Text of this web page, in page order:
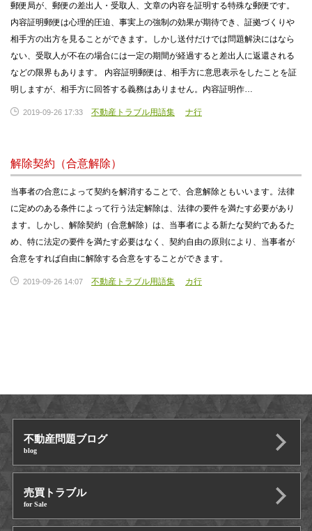
郵便局が、郵便の差出人・受取人、文章の内容を証明する特殊な郵便です。
内容証明郵便は心理的圧迫、事実上の強制の効果が期待でき、証拠づくりや
相手方の出方を見ることができます。しかし送付だけでは問題解決にはなら
ない、受取人が不在の場合には一定の期間が経過すると差出人に返還される
などの限界もあります。 内容証明郵便は、相手方に意思表示をしたことを証
明しますが、相手方に回答する義務はありません。内容証明作…
2019-09-26 17:33 不動産トラブル用語集 ナ行
解除契約（合意解除）
当事者の合意によって契約を解消することで、合意解除ともいいます。法律
に定めのある条件によって行う法定解除は、法律の要件を満たす必要があり
ます。しかし、解除契約（合意解除）は、当事者による新たな契約であるた
め、特に法定の要件を満たす必要はなく、契約自由の原則により、当事者が
合意をすれば自由に解除する合意をすることができます。
2019-09-26 14:07 不動産トラブル用語集 カ行
不動産問題ブログ
blog
売買トラブル
for Sale